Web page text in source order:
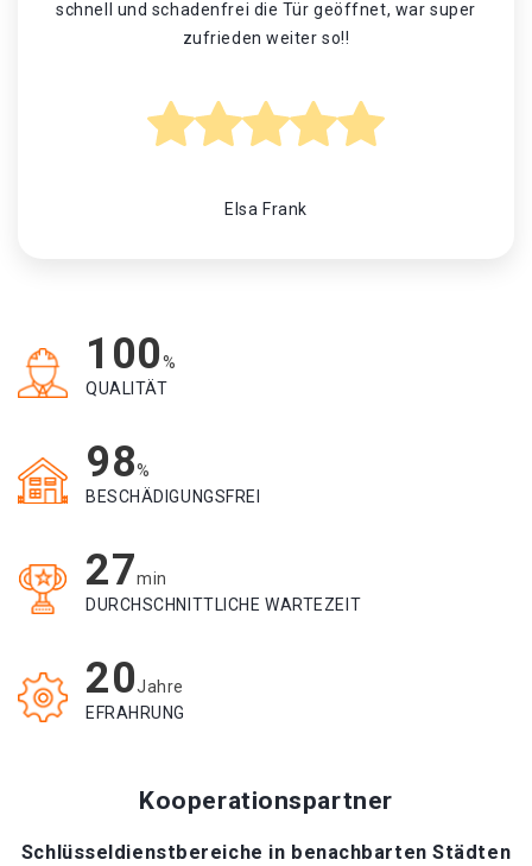
schnell und schadenfrei die Tür geöffnet, war super
zufrieden weiter so!!
Elsa Frank
100%
QUALITÄT
98%
BESCHÄDIGUNGSFREI
27min
DURCHSCHNITTLICHE WARTEZEIT
20Jahre
EFRAHRUNG
Kooperationspartner
Schlüsseldienstbereiche in benachbarten Städten